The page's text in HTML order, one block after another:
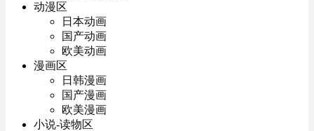
动漫区
日本动画
国产动画
欧美动画
漫画区
日韩漫画
国产漫画
欧美漫画
小说-读物区